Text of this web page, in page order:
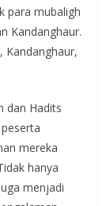
para mubaligh
Kandanghaur.
Kandanghaur,
dan Hadits
mereka
hanya
menjadi